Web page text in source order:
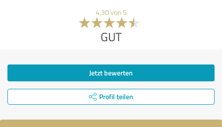
4,30 von 5
GUT
Jetzt bewerten
Profil teilen